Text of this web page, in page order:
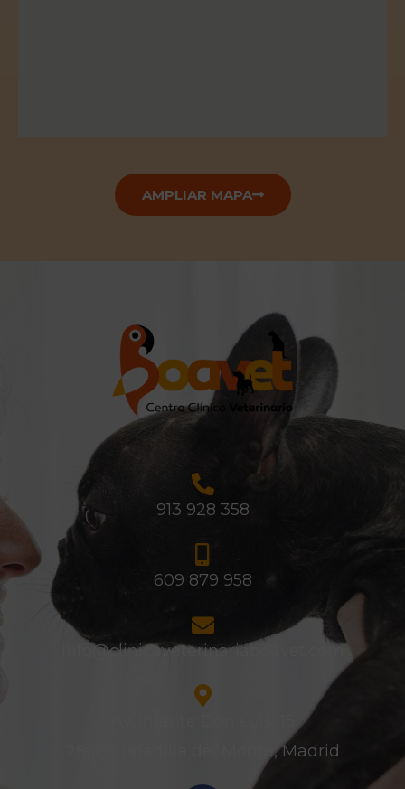
AMPLIAR MAPA
913 928 358
609 879 958
info@clinicaveterinariaboavet.com
28660 Boadilla del Monte, Madrid